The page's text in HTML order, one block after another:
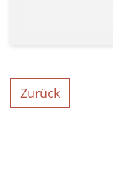
Zurück